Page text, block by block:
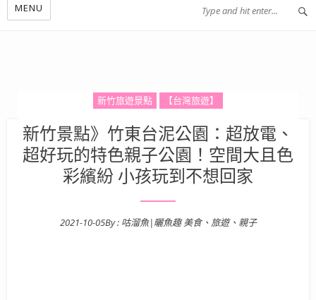
MENU
新竹旅遊景點 【台灣旅遊】
新竹景點》竹東台泥公園：超放電、
超好玩的特色親子公園！空間大且色
彩繽紛 小孩玩到不想回家
Posted on
2021-10-05By : 咕溜魚|曬魚趣 美食、旅遊、親子